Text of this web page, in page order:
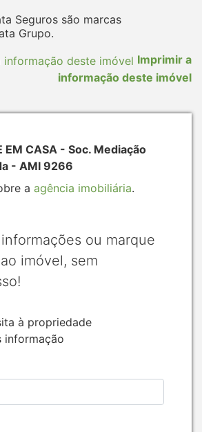
Seguros são marcas
Grupo.
Imprimir a
informação deste imóvel
EM CASA - Soc. Mediação
- AMI 9266
a agência imobiliária.
ou marque
imóvel, sem
à propriedade
informação